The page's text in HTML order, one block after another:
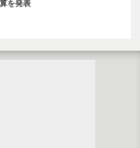
を発表